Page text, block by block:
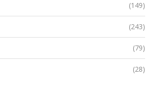
(149)
(243)
(79)
(28)